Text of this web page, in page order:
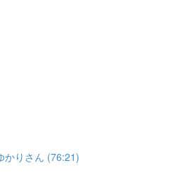
かりさん (76:21)